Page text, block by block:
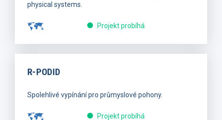
physical systems.
Projekt probíhá
R-PODID
Spolehlivé vypínání pro průmyslové pohony.
Projekt probíhá